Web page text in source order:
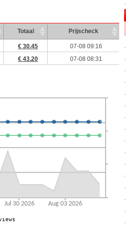
Totaal Prijscheck
€ 30.45
07-08 09:16
€ 43.20 07-08 08:31